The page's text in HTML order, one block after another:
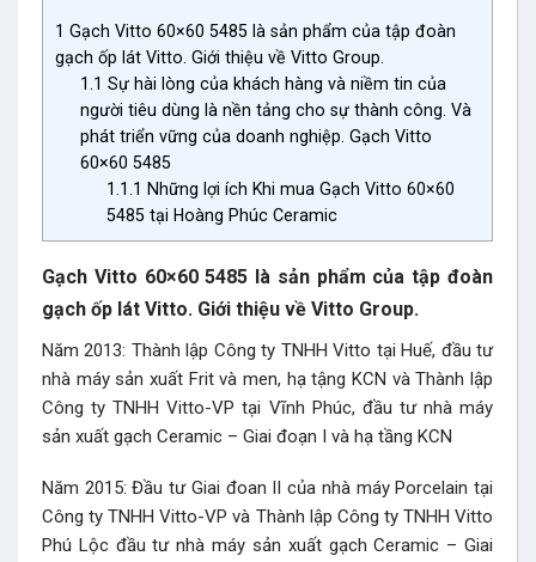
1 Gạch Vitto 60×60 5485 là sản phẩm của tập đoàn
gạch ốp lát Vitto. Giới thiệu về Vitto Group.
1.1 Sự hài lòng của khách hàng và niềm tin của
người tiêu dùng là nền tảng cho sự thành công. Và
phát triển vững của doanh nghiệp. Gạch Vitto
60×60 5485
1.1.1 Những lợi ích Khi mua Gạch Vitto 60×60
5485 tại Hoàng Phúc Ceramic
Gạch Vitto 60×60 5485 là sản phẩm của tập đoàn
gạch ốp lát Vitto. Giới thiệu về Vitto Group.
Năm 2013: Thành lập Công ty TNHH Vitto tại Huế, đầu tư
nhà máy sản xuất Frit và men, hạ tậng KCN và Thành lập
Công ty TNHH Vitto-VP tại Vĩnh Phúc, đầu tư nhà máy
sản xuất gạch Ceramic – Giai đoạn I và hạ tầng KCN
Năm 2015: Đầu tư Giai đoan II của nhà máy Porcelain tại
Công ty TNHH Vitto-VP và Thành lập Công ty TNHH Vitto
Phú Lộc đầu tư nhà máy sản xuất gạch Ceramic – Giai